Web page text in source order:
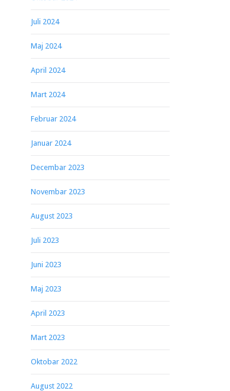
Juli 2024
Maj 2024
April 2024
Mart 2024
Februar 2024
Januar 2024
Decembar 2023
Novembar 2023
August 2023
Juli 2023
Juni 2023
Maj 2023
April 2023
Mart 2023
Oktobar 2022
August 2022